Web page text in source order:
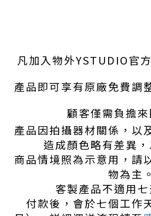
凡加入物外YSTUDIO官
產品即可享有原廠免費調
顧客僅需負擔來
產品因拍攝器材關係，以
造成顏色略有差異，
商品情境照為示意用，請
物為主。
客製產品不適用七
付款後，會於七個工作